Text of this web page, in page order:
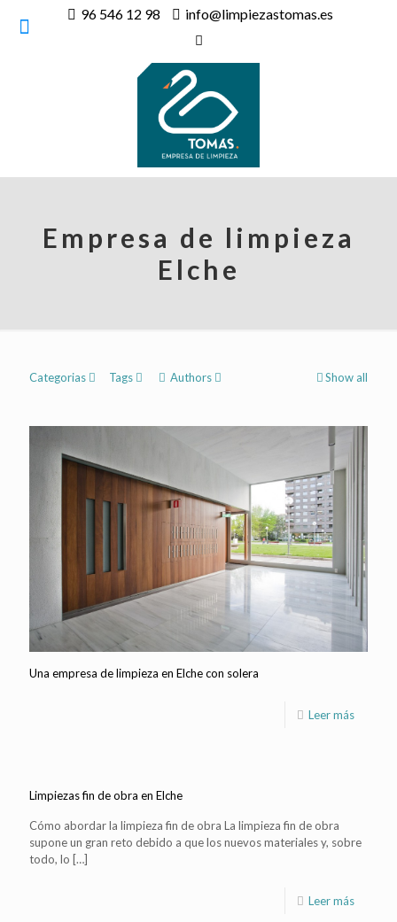
96 546 12 98 info@limpiezastomas.es
Empresa de limpieza
Elche
Categorias Tags Authors Show all
Una empresa de limpieza en Elche con solera
Leer más
Limpiezas fin de obra en Elche
Cómo abordar la limpieza fin de obra La limpieza fin de obra
supone un gran reto debido a que los nuevos materiales y, sobre
todo, lo […]
Leer más